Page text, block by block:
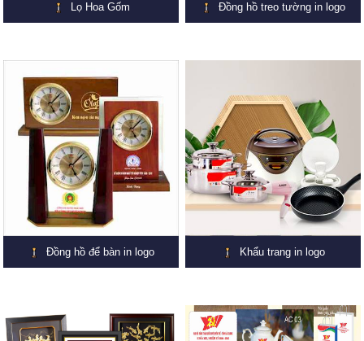
Lọ Hoa Gốm Đồng hồ treo tường in logo
Đồng hồ để bàn in logo Khẩu trang in logo